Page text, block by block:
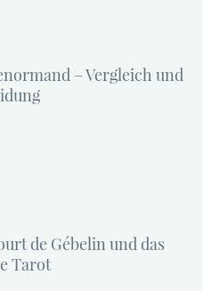
– Vergleich und
de Gébelin und das
Tarot